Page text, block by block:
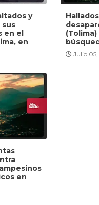
y
sus
en el
en
Julio
en